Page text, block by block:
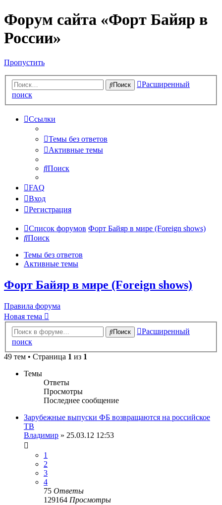
Форум сайта «Форт Байяр в
России»
Пропустить
Поиск
Расширенный
поиск
Ссылки
Темы без ответов
Активные темы
Поиск
FAQ
Вход
Регистрация
Список форумов Форт Байяр в мире (Foreign shows)
Поиск
Темы без ответов
Активные темы
Форт Байяр в мире (Foreign shows)
Правила форума
Новая тема
Поиск
Расширенный
поиск
49 тем • Страница 1 из 1
Темы
Ответы
Просмотры
Последнее сообщение
Зарубежные выпуски ФБ возвращаются на российское
ТВ
Владимир » 25.03.12 12:53
1
2
3
4
75 Ответы
129164 Просмотры